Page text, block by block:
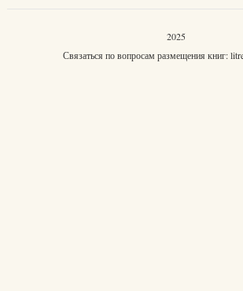
2025
Связаться по вопросам размещения книг: